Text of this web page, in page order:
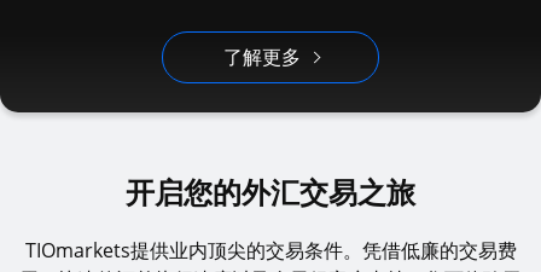
了解更多
开启您的外汇交易之旅
TIOmarkets提供业内顶尖的交易条件。凭借低廉的交易费